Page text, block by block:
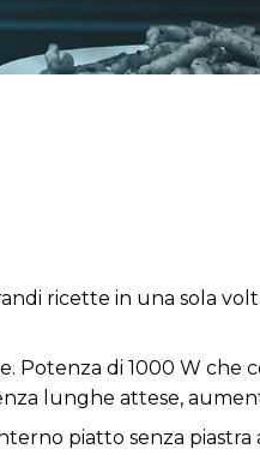
ricette in una sola
Potenza di 1000 W
lunghe attese,
piatto senza